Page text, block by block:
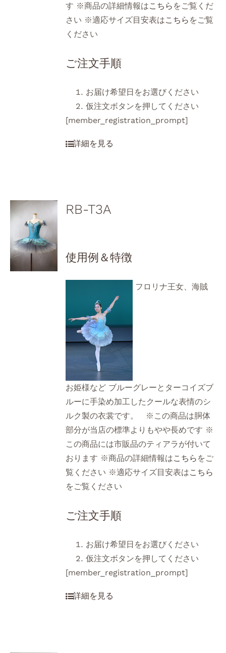
す ※商品の詳細情報はこちら をご覧くだ
さい ※適応サイズ目安表はこちら をご覧
ください
ご注文手順
お届け希望日をお選びください
仮注文ボタンを押してください
[member_registration_prompt]
RB-T3A
使用例＆特徴
フロリナ王女、海賊
お姫様など ブルーグレーとターコイズブ
ルーに手染め加工したクールな表情のシ
ルク製の衣裳です。 ※この商品は胴体
部分が当店の標準よりもやや長めです ※
この商品には市販品のティアラが付いて
おります ※商品の詳細情報はこちら をご
覧ください ※適応サイズ目安表はこちら
をご覧ください
ご注文手順
お届け希望日をお選びください
仮注文ボタンを押してください
[member_registration_prompt]